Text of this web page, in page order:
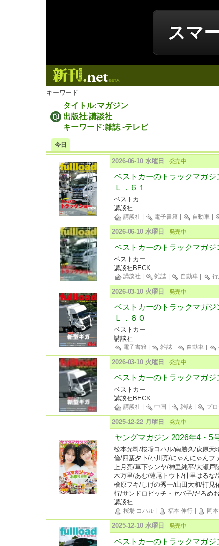
スマ
キーワード
タイトル:マガジン
出版社:講談社
キーワード:雑誌 -テレビ
今日
2026-06-10 水曜日 発売中
ベストカーのトラックマガ
Ｌ．６１
ベストカー
講談社
講談社 電子書籍 自動車
2026-06-10 水曜日 発売中
ベストカーのトラックマガ
ベストカー
講談社BECK
講談社 雑誌 自動車 行
2026-03-10 火曜日 発売中
ベストカーのトラックマガ
Ｌ．６０
ベストカー
講談社
電子書籍 雑誌 自動車
2026-03-10 火曜日 発売中
ベストカーのトラックマガ
ベストカー
講談社BECK
講談社 中国 雑誌 プ
2025-12-22 月曜日 発売中
ヤングマガジン 2026年4・5
松本光司/桜場コハル/南勝久/萩原天
倫/四葉夕卜/小川亮/にゃんにゃんフ
上月亮/草下シンヤ/神里純平/大瀬戸
木万里/あむ/蓮尾トウト/仲里はるな
檜原フキ/しげの秀一/山田大和/打見
行/サンドロビッチ・ヤバ子/だろめ
講談社
桜場 コハル 福本 伸行 岡
2025-12-10 水曜日 発売中
ベストカーのトラックマガ